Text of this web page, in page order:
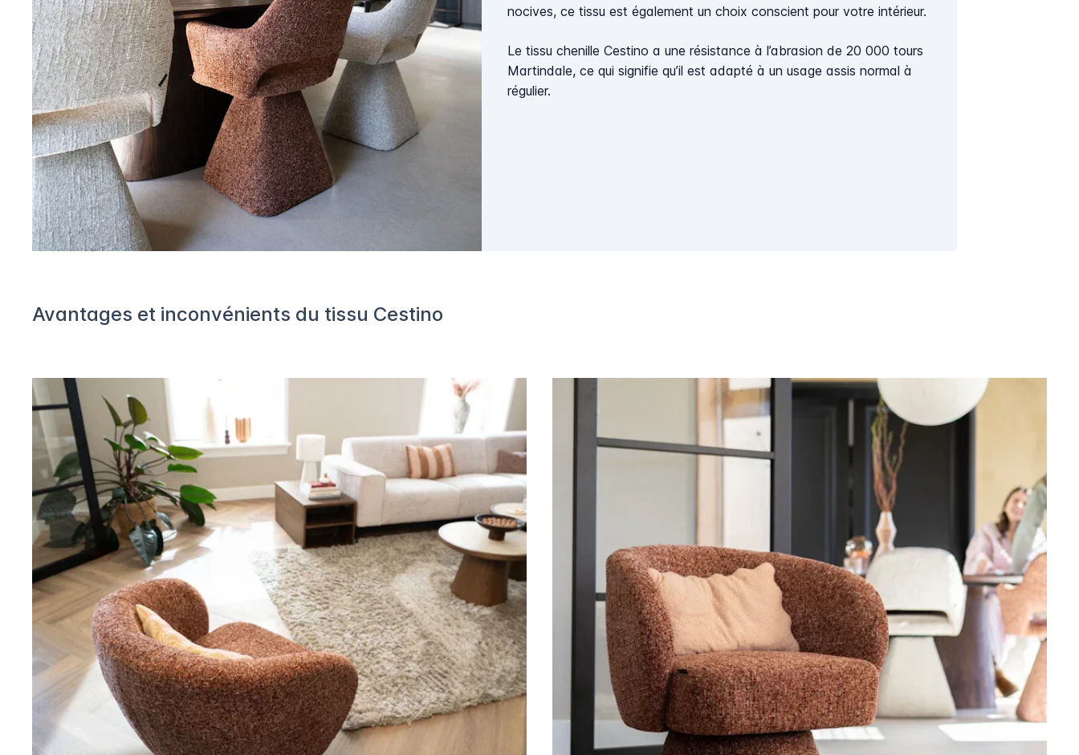
nocives, ce tissu est également un choix conscient pour votre intérieur.
Le tissu chenille Cestino a une résistance à l’abrasion de 20 000 tours
Martindale, ce qui signifie qu’il est adapté à un usage assis normal à
régulier.
Avantages et inconvénients du tissu Cestino